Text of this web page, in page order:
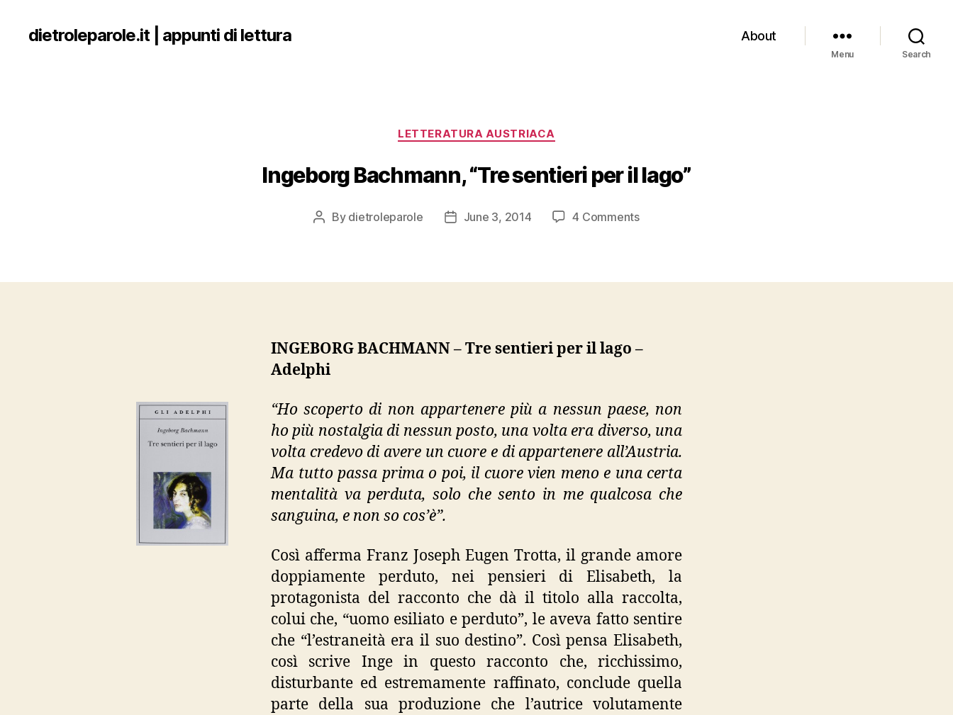
dietroleparole.it | appunti di lettura About
Menu Search
Categories
LETTERATURA AUSTRIACA
Ingeborg Bachmann, “Tre sentieri per il lago”
Post
By dietroleparole
PostJune 3, 2014 4 Commentson
sentieri
INGEBORG BACHMANN – Tre sentieri per il lago –
Adelphi
“Ho scoperto di non appartenere più a nessun paese, non
ho più nostalgia di nessun posto, una volta era diverso, una
volta credevo di avere un cuore e di appartenere all’Austria.
Ma tutto passa prima o poi, il cuore vien meno e una certa
mentalità va perduta, solo che sento in me qualcosa che
sanguina, e non so cos’è”.
Così afferma Franz Joseph Eugen Trotta, il grande amore
doppiamente perduto, nei pensieri di Elisabeth, la
protagonista del racconto che dà il titolo alla raccolta,
colui che, “uomo esiliato e perduto”, le aveva fatto sentire
che “l’estraneità era il suo destino”. Così pensa Elisabeth,
così scrive Inge in questo racconto che, ricchissimo,
disturbante ed estremamente raffinato, conclude quella
parte della sua produzione che l’autrice volutamente